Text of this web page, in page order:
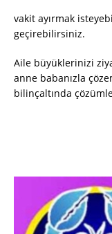
vakit ayırmak
geçirebilirsiniz.
Aile büyüklerinizi
anne babanızla
bilinçaltında